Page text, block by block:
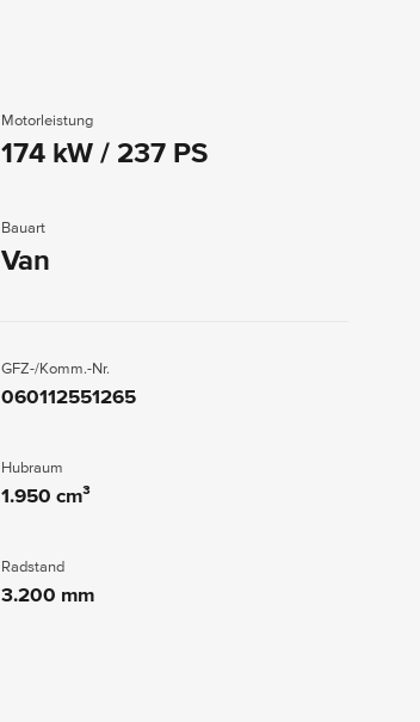
Motorleistung
174 kW / 237 PS
Bauart
Van
GFZ-/Komm.-Nr.
060112551265
Hubraum
1.950 cm³
Radstand
3.200 mm